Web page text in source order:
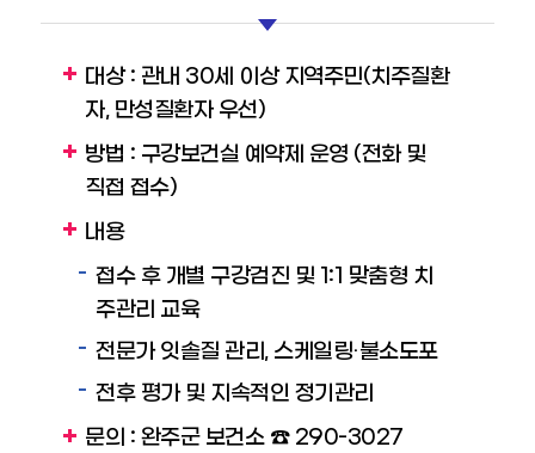
대상 : 관내 30세 이상 지역주민(치주질환
자, 만성질환자 우선)
방법 : 구강보건실 예약제 운영 (전화 및
직접 접수)
내용
접수 후 개별 구강검진 및 1:1 맞춤형 치
주관리 교육
전문가 잇솔질 관리, 스케일링·불소도포
전후 평가 및 지속적인 정기관리
문의 : 완주군 보건소 ☎ 290-3027